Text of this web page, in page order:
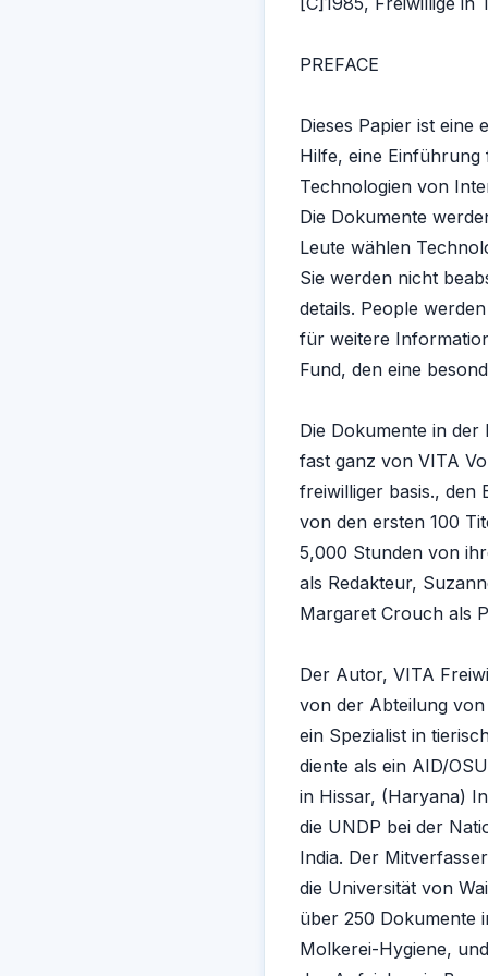
PREFACE
Dieses Papier ist eine
Hilfe, eine
Technologien von
Die Dokumente
Leute wählen
Sie werden nicht
details. People
für weitere
Fund, den eine
Die Dokumente in
fast ganz von VITA
freiwilliger basis., den
von den ersten 100
5,000 Stunden von
als Redakteur,
Margaret Crouch als
Der Autor, VITA
von der Abteilung
ein Spezialist in
diente als ein AID/
in Hissar, (Haryana)
die UNDP bei der
India. Der
die Universität von
über 250 Dokumente
Molkerei-Hygiene,